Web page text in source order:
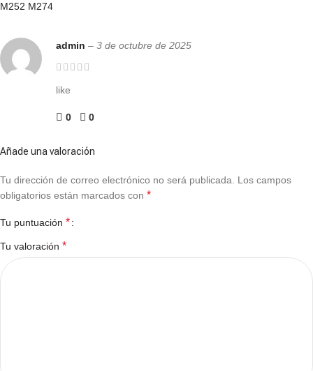
M252 M274
admin – 3 de octubre de 2025
like
0 0
Añade una valoración
Tu dirección de correo electrónico no será publicada. Los campos
obligatorios están marcados con *
Tu puntuación *
Tu valoración *